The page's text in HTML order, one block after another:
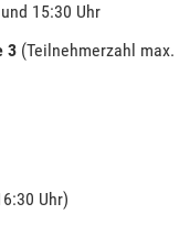
15:30 Uhr
3 (Teilnehmerzahl max.
Uhr)